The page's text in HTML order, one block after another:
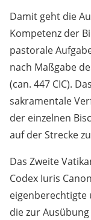
Damit geht die
Kompetenz der
pastorale
nach Maßgabe
(can. 447 CIC).
sakramentale
der einzelnen
auf der Strecke
Das Zweite
Codex Iuris
die zur